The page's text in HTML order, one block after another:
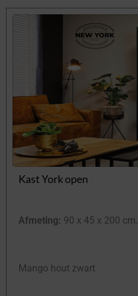
Kast York open
Afmeting: 90 x 45 x 200 cm.
Mango hout zwart